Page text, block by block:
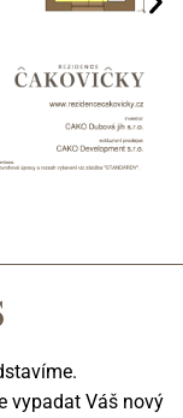
vypadat Váš nový